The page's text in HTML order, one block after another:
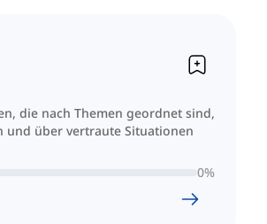
die nach Themen geordnet sind,
und über vertraute Situationen
0%